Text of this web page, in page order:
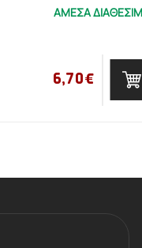
ΑΜΕΣΑ
6,70€